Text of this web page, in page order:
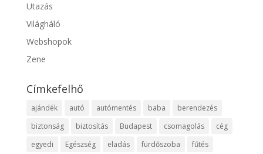
Utazás
Világháló
Webshopok
Zene
Címkefelhő
ajándék autó autómentés baba
berendezés
biztonság
biztosítás Budapest csomagolás
cég
egyedi
Egészség eladás fürdőszoba
fűtés